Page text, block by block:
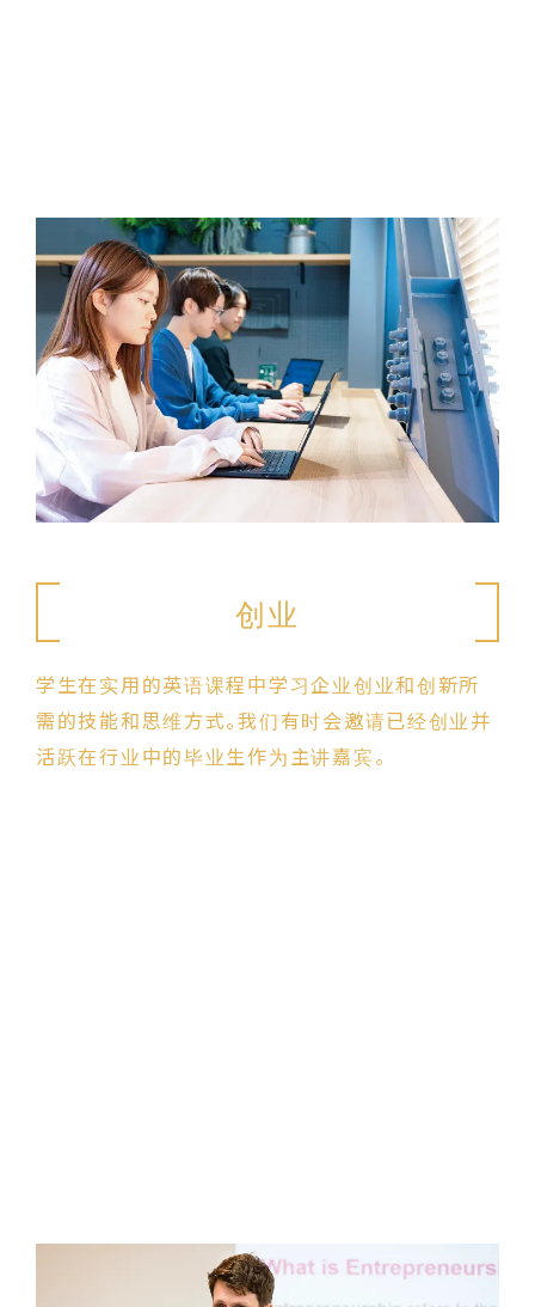
创业
学生在实用的英语课程中学习企业创业和创新所
需的技能和思维方式。我们有时会邀请已经创业并
活跃在行业中的毕业生作为主讲嘉宾。